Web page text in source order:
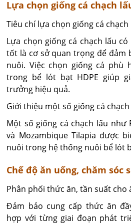
Lựa chọn giống cá chạch
Tiêu chí lựa chọn giống cá chạch
Lựa chọn giống cá chạch lấu
tốt là cơ sở quan trọng để đảm
nuôi. Việc chọn giống cá phù
trong bể lót bạt HDPE giúp
trưởng hiệu quả.
Giới thiệu một số giống cá
Một số giống cá chạch lấu như
và Mozambique Tilapia được
nuôi trong hệ thống nuôi bể lót
Chế độ ăn uống, chăm sóc
Phân phối thức ăn, tần suất cho
Đảm bảo cung cấp thức ăn
hợp với từng giai đoạn phát